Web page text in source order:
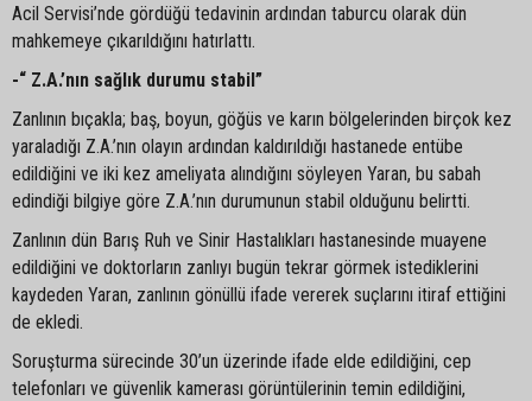
Acil Servisi’nde gördüğü tedavinin ardından taburcu olarak dün
mahkemeye çıkarıldığını hatırlattı.
-“ Z.A.’nın sağlık durumu stabil”
Zanlının bıçakla; baş, boyun, göğüs ve karın bölgelerinden birçok kez
yaraladığı Z.A.’nın olayın ardından kaldırıldığı hastanede entübe
edildiğini ve iki kez ameliyata alındığını söyleyen Yaran, bu sabah
edindiği bilgiye göre Z.A.’nın durumunun stabil olduğunu belirtti.
Zanlının dün Barış Ruh ve Sinir Hastalıkları hastanesinde muayene
edildiğini ve doktorların zanlıyı bugün tekrar görmek istediklerini
kaydeden Yaran, zanlının gönüllü ifade vererek suçlarını itiraf ettiğini
de ekledi.
Soruşturma sürecinde 30’un üzerinde ifade elde edildiğini, cep
telefonları ve güvenlik kamerası görüntülerinin temin edildiğini,